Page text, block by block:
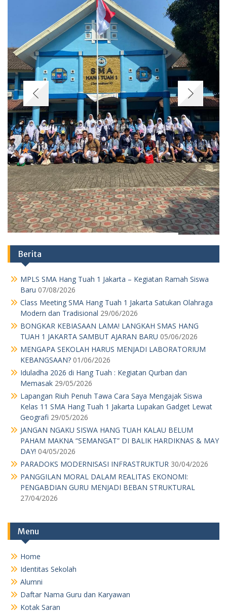
Berita
MPLS SMA Hang Tuah 1 Jakarta – Kegiatan Ramah Siswa
Baru 07/08/2026
Class Meeting SMA Hang Tuah 1 Jakarta Satukan Olahraga
Modern dan Tradisional 29/06/2026
BONGKAR KEBIASAAN LAMA! LANGKAH SMAS HANG
TUAH 1 JAKARTA SAMBUT AJARAN BARU 05/06/2026
MENGAPA SEKOLAH HARUS MENJADI LABORATORIUM
KEBANGSAAN? 01/06/2026
Iduladha 2026 di Hang Tuah : Kegiatan Qurban dan
Memasak 29/05/2026
Lapangan Riuh Penuh Tawa Cara Saya Mengajak Siswa
Kelas 11 SMA Hang Tuah 1 Jakarta Lupakan Gadget Lewat
Geografi 29/05/2026
JANGAN NGAKU SISWA HANG TUAH KALAU BELUM
PAHAM MAKNA “SEMANGAT” DI BALIK HARDIKNAS & MAY
DAY! 04/05/2026
PARADOKS MODERNISASI INFRASTRUKTUR
PANGGILAN MORAL DALAM REALITAS EKONOMI:
PENGABDIAN GURU MENJADI BEBAN STRUKTURAL
27/04/2026
Menu
Home
Identitas Sekolah
Alumni
Daftar Nama Guru dan Karyawan
Kotak Saran
Agenda
Pengumuman Kelulusan
Download
Pengumuman Kelulusan
Pengurus Sekolah
Perpustakaan
Profil
RKAS TP 19-20
RKAS TP 20-21
RKAS TP 2017-2018